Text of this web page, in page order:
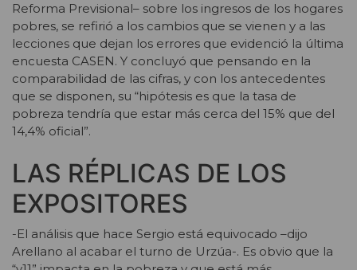
Reforma Previsional– sobre los ingresos de los hogares
pobres, se refirió a los cambios que se vienen y a las
lecciones que dejan los errores que evidenció la última
encuesta CASEN. Y concluyó que pensando en la
comparabilidad de las cifras, y con los antecedentes
que se disponen, su “hipótesis es que la tasa de
pobreza tendría que estar más cerca del 15% que del
14,4% oficial”.
LAS RÉPLICAS DE LOS
EXPOSITORES
-El análisis que hace Sergio está equivocado –dijo
Arellano al acabar el turno de Urzúa-. Es obvio que la